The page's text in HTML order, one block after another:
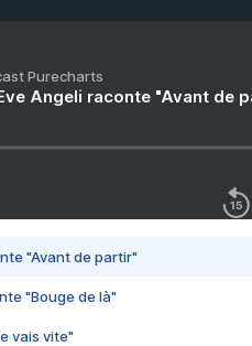
Purecharts
Angeli raconte "Avant de
"Avant de partir"
"Bouge de là"
vais vite"